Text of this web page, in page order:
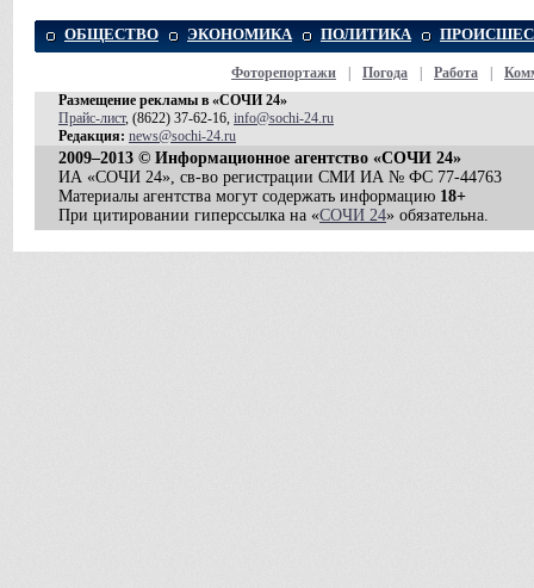
ОБЩЕСТВО ЭКОНОМИКА ПОЛИТИКА
Фоторепортажи Погода Работа
Размещение рекламы в «СОЧИ 24»
Прайс-лист, (8622) 37-62-16, info@sochi-24.ru
Редакция: news@sochi-24.ru
2009–2013 © Информационное агентство «СОЧИ 24»
ИА «СОЧИ 24», св-во регистрации СМИ ИА № ФС 77-44763
Материалы агентства могут содержать информацию 18+
При цитировании гиперссылка на «СОЧИ 24» обязательна.